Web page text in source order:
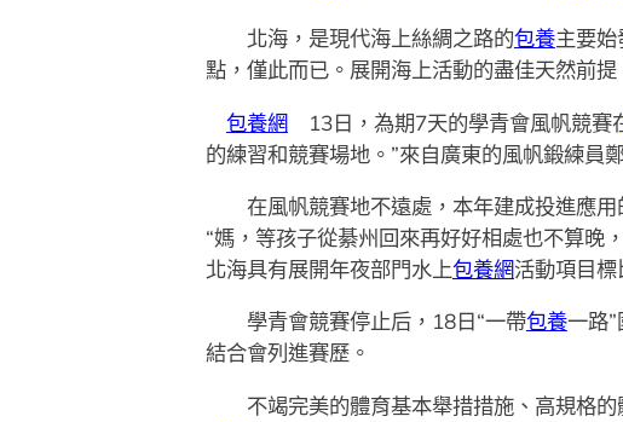
北海，是現代海上絲綢之路的包養主要始
點，僅此而已。展開海上活動的盡佳天然前提
包養網13日，為期7天的學青會風帆競賽
的練習和競賽場地。”來自廣東的風帆鍛練員
在風帆競賽地不遠處，本年建成投進應用
“媽，等孩子從綦州回來再好好相處也不算晚
北海具有展開年夜部門水上包養網活動項目標
學青會競賽停止后，18日“一帶包養一路
結合會列進賽歷。
不竭完美的體育基本舉措措施、高規格的